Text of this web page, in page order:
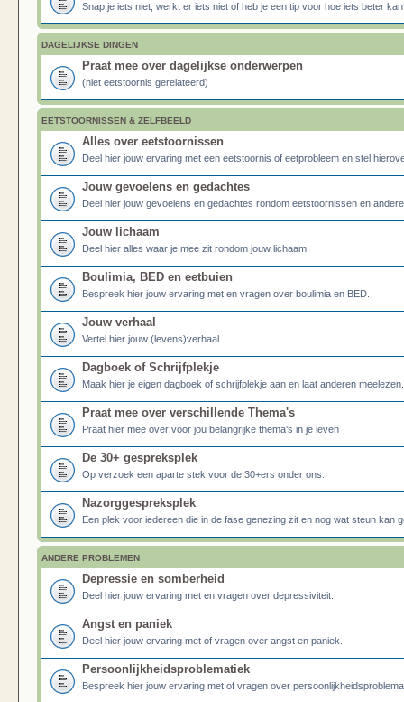
Snap je iets niet, werkt er iets niet of heb je een tip voor hoe iets beter
DAGELIJKSE DINGEN
Praat mee over dagelijkse onderwerpen
(niet eetstoornis gerelateerd)
EETSTOORNISSEN & ZELFBEELD
Alles over eetstoornissen
Deel hier jouw ervaring met een eetstoornis of eetprobleem en stel
Jouw gevoelens en gedachtes
Deel hier jouw gevoelens en gedachtes rondom eetstoornissen en
Jouw lichaam
Deel hier alles waar je mee zit rondom jouw lichaam.
Boulimia, BED en eetbuien
Bespreek hier jouw ervaring met en vragen over boulimia en BED.
Jouw verhaal
Vertel hier jouw (levens)verhaal.
Dagboek of Schrijfplekje
Maak hier je eigen dagboek of schrijfplekje aan en laat anderen meelezen.
Praat mee over verschillende Thema's
Praat hier mee over voor jou belangrijke thema's in je leven
De 30+ gespreksplek
Op verzoek een aparte stek voor de 30+ers onder ons.
Nazorggespreksplek
Een plek voor iedereen die in de fase genezing zit en nog wat steun kan
ANDERE PROBLEMEN
Depressie en somberheid
Deel hier jouw ervaring met en vragen over depressiviteit.
Angst en paniek
Deel hier jouw ervaring met of vragen over angst en paniek.
Persoonlijkheidsproblematiek
Bespreek hier jouw ervaring met of vragen over